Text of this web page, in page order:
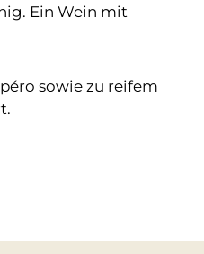
Ein Wein mit
sowie zu reifem